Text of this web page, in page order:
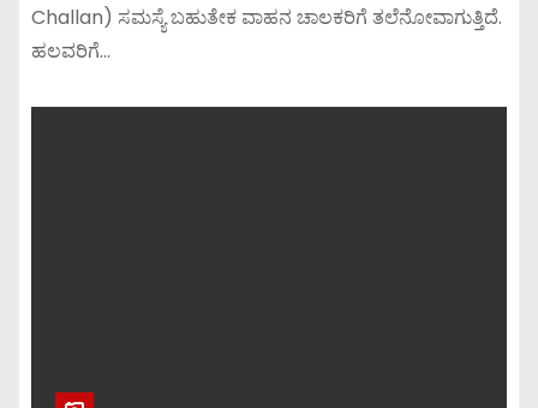
Challan) ಸಮಸ್ಯೆ ಬಹುತೇಕ ವಾಹನ ಚಾಲಕರಿಗೆ ತಲೆನೋವಾಗುತ್ತಿದೆ.
ಹಲವರಿಗೆ…